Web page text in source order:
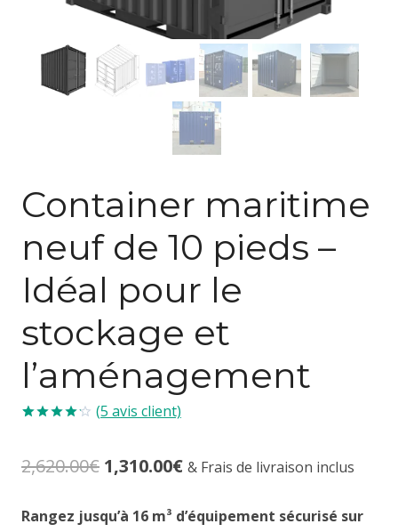
Container maritime
neuf de 10 pieds –
Idéal pour le
stockage et
l’aménagement
basé sur
notations
(5 avis client)
2,620.00€ Le
1,310.00€Le
& Frais de livraison inclus
Rangez jusqu’à 16 m³ d’équipement sécurisé sur